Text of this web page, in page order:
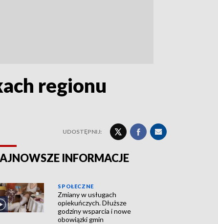
regionu
UDOSTĘPNIJ:
INFORMACJE
SPOŁECZNE
Zmiany w usługach
opiekuńczych. Dłuższe
godziny wsparcia i nowe
obowiązki gmin